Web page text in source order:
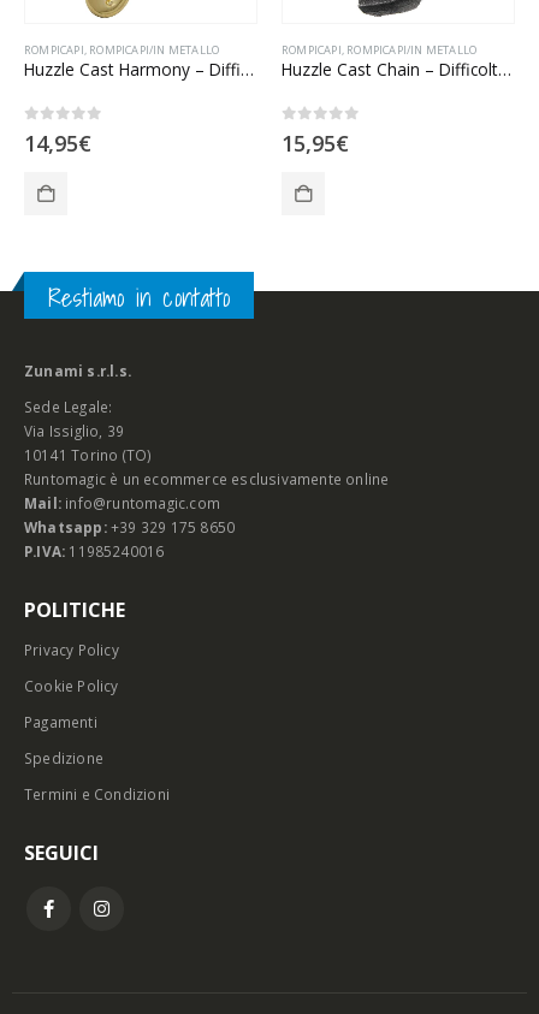
ROMPICAPI, ROMPICAPI/IN METALLO
Huzzle Cast Harmony – Difficoltà facile
14,95€
ROMPICAPI, ROMPICAPI/IN METALLO
Huzzle Cast Chain – Difficoltà gran Maestro
15,95€
Restiamo in contatto
Zunami s.r.l.s.
Sede Legale:
Via Issiglio, 39
10141 Torino (TO)
Runtomagic è un ecommerce esclusivamente online
Mail: info@runtomagic.com
Whatsapp: +39 329 175 8650
P.IVA: 11985240016
POLITICHE
Privacy Policy
Cookie Policy
Pagamenti
Spedizione
Termini e Condizioni
SEGUICI